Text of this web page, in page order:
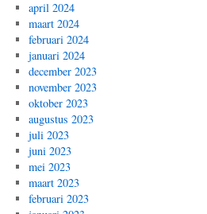
april 2024
maart 2024
februari 2024
januari 2024
december 2023
november 2023
oktober 2023
augustus 2023
juli 2023
juni 2023
mei 2023
maart 2023
februari 2023